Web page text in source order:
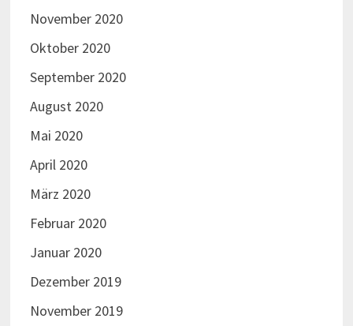
November 2020
Oktober 2020
September 2020
August 2020
Mai 2020
April 2020
März 2020
Februar 2020
Januar 2020
Dezember 2019
November 2019